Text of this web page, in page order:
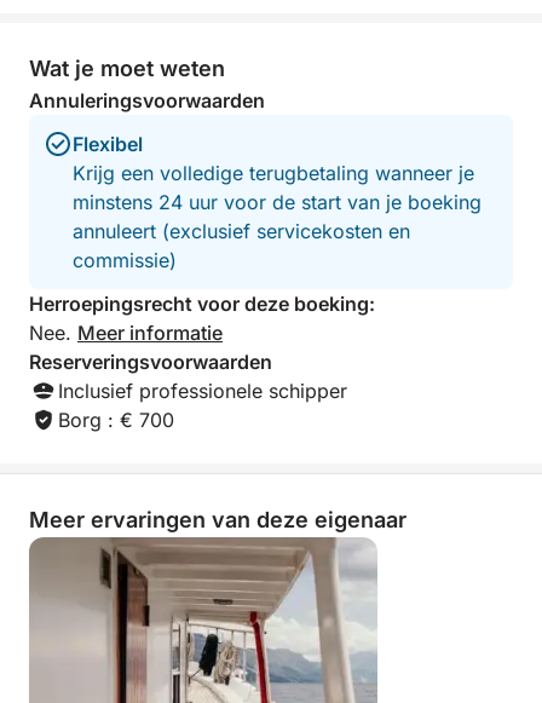
De Skarda biedt tal van leuke activiteiten aan boord,
waaronder een opblaasbaar platform, stand-up
paddleboards (SUP), kajaks en snorkeluitrusting.
Deze activiteiten zorgen ervoor dat iedereen aan
boord een fantastische tijd beleeft.
Een van onze meest onvergetelijke ervaringen was
toen dolfijnen zich bij ons voegden tijdens een
zonsondergangcruise in de buurt van het eiland
Šolta – werkelijk magisch!
Ga met ons mee op de Skarda voor een
herinneringen!
Wat je moet weten
Annuleringsvoorwaarden
Flexibel
Krijg een volledige terugbetaling wanneer je
minstens 24 uur voor de start van je boeking
annuleert (exclusief servicekosten en
commissie)
Herroepingsrecht voor deze boeking:
Nee. Meer informatie
Reserveringsvoorwaarden
Inclusief professionele schipper
Borg : € 700
Meer ervaringen van deze eigenaar